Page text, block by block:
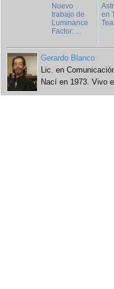
Nuevo
trabajo de
Luminance
Factor: ...
en
Gerardo Blanco
Lic. en
Nací en 1973. Vivo